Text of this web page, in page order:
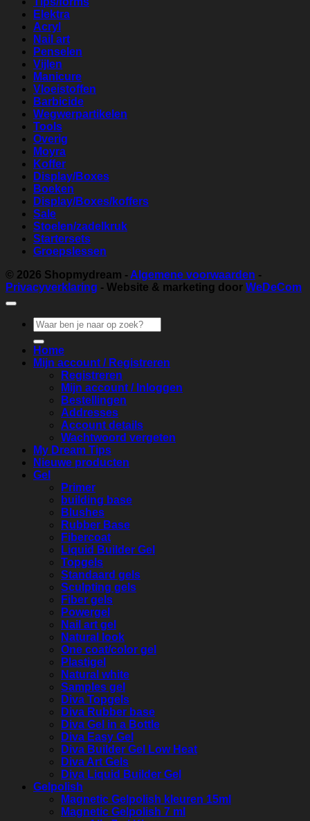
Elektra
Acryl
Nail art
Penselen
Vijlen
Manicure
Vloeistoffen
Barbicide
Wegwerpartikelen
Tools
Overig
Moyra
Koffer
Display/Boxes
Boeken
Display/Boxes/koffers
Sale
Stoelen/zadelkruk
Startersets
Groepslessen
© 2026 Shopmydream - Algemene voorwaarden -
Privacyverklaring - Website & marketing door WeDeCom
Zoeken
naar:
Home
Mijn account / Registreren
Registreren
Mijn account / Inloggen
Bestellingen
Addresses
Account details
Wachtwoord vergeten
My Dream Tips
Nieuwe producten
Gel
Primer
building base
Blushes
Rubber Base
Fibercoat
Liquid Builder Gel
Topgels
Standaard gels
Sculpting gels
Fiber gels
Powergel
Nail art gel
Natural look
One coat/color gel
Plastigel
Natural white
Samples gel
Diva Topgels
Diva Rubber base
Diva Gel in a Bottle
Diva Easy Gel
Diva Builder Gel Low Heat
Diva Art Gels
Diva Liquid Builder Gel
Gelpolish
Magnetic Gelpolish kleuren 15ml
Magnetic Gelpolish 7 ml